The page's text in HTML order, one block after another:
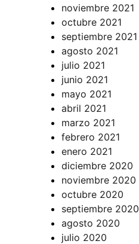
noviembre 2021
octubre 2021
septiembre 2021
agosto 2021
julio 2021
junio 2021
mayo 2021
abril 2021
marzo 2021
febrero 2021
enero 2021
diciembre 2020
noviembre 2020
octubre 2020
septiembre 2020
agosto 2020
julio 2020